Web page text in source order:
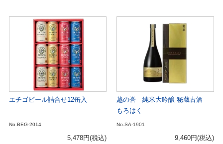
エチゴビール詰合せ12缶入
No.BEG-2014
5,478円(税込)
越の誉 純米大吟醸 秘蔵古酒
もろはく
No.SA-1901
9,460円(税込)